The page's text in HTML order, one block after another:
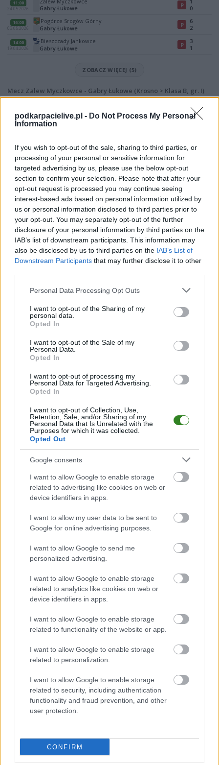
podkarpacielive.pl - Do Not Process My Personal
Information
If you wish to opt-out of the sale, sharing to third parties, or
processing of your personal or sensitive information for
targeted advertising by us, please use the below opt-out
section to confirm your selection. Please note that after your
opt-out request is processed you may continue seeing
interest-based ads based on personal information utilized by
us or personal information disclosed to third parties prior to
your opt-out. You may separately opt-out of the further
disclosure of your personal information by third parties on the
IAB’s list of downstream participants. This information may
also be disclosed by us to third parties on the IAB’s List of
Downstream Participants that may further disclose it to other
Please note that this website/app uses one or more Google
not limited to your visit or usage behaviour. You may click to
grant or deny consent to Google and its third-party tags to
use your data for below specified purposes in below Google
consent section.
Personal Data Processing Opt Outs
I want to opt-out of the Sharing of my
personal data.
Opted In
I want to opt-out of the Sale of my
Personal Data.
Opted In
I want to opt-out of processing my
Personal Data for Targeted Advertising.
Opted In
I want to opt-out of Collection, Use,
Retention, Sale, and/or Sharing of my
Personal Data that Is Unrelated with the
Purposes for which it was collected.
Opted Out
Google consents
I want to allow Google to enable storage
related to advertising like cookies on web or
device identifiers in apps.
I want to allow my user data to be sent to
Google for online advertising purposes.
I want to allow Google to send me
personalized advertising.
I want to allow Google to enable storage
related to analytics like cookies on web or
device identifiers in apps.
I want to allow Google to enable storage
related to functionality of the website or app.
I want to allow Google to enable storage
related to personalization.
I want to allow Google to enable storage
related to security, including authentication
functionality and fraud prevention, and other
user protection.
CONFIRM
11:00
24.05.2026
Gabry Łukowe
P
0
16:00
03.05.2026
Pogórze Srogów Górny
Gabry Łukowe
P
6
2
14:00
19.04.2026
Bieszczady Jankowce
Gabry Łukowe
P
3
1
ZOBACZ WIĘCEJ (5)
Mecz Zalew Myczkowce - Gabry Łukowe (Krosno > Klasa B, gr. I)
zostanie w ramach Krosno > Klasa B, gr. I (18. kolejki - Krosno > Klasa B,
gr. I).
bramek, kartki, składy, statystyki i informacje o przebiegu
spotkania. To kompletne źródło danych dla kibiców i pasjonatów
lokalnej piłki nożnej. Jeżeli aktualnie nie widzisz tutaj danych z pewnością
pracujemy nad tym żeby je uzupełnić.
Wynik meczu Zalew Myczkowce vs Gabry Łukowe
Po zakończeniu spotkania automatycznie publikujemyoficjalny wynik
spotkania, a także dane meczowe, jeśli są dostępne.
Pełny harmonogram rozgrywek dostępny jest tutaj:Krosno > Klasa B,
gr. I - terminarz.
Informacje o składach i strzelcach
W miarę dostępności danych, publikujemyskłady wyjściowe,
aktualizujemy zależnie od poziomu ligi i dostępnych źródeł.
Śledź mecze swojej drużyny
Jeśli jesteś kibicem klubu Zalew Myczkowce lub Gabry Łukowe - zaglądaj
tutaj częściej. Nasz serwis regularnie dostarcza informacje o terminach
meczów, wynikach, transferach i newsach klubowych
piłkarskichw województwie. Sprawdź nasze relacje, śledź ulubioną ligę i
bądź na bieżąco z wydarzeniami z boisk!
Zalew Myczkowce - Gabry Łukoweodbędzie się w ramach 18.
kolejki - Krosno > Klasa B, gr. I. Spotkanie zostanie rozegrane w dniu 24
Zalew Myczkowceprzystępuje do tego spotkania w roli gospodarza.
Jak drużyna radzi sobie w sezonie 2025/2026 rozgrywek Krosno > Klasa B,
gr. I przed własną publicznością? Na tej stronie możecie zobaczyć tabelę
uwzględniającą tylko mecze u siebie. W tabeli biorącej pod uwagę tylko
mecze wyjazdowe możecie natomiast sprawdzić jak spisuje się klub
Gabry Łukowe.
Krosno > Klasa B, gr. I - sytuacja w tabeli
Przed meczami 18. kolejki - Krosno > Klasa B, gr. I gospodarze (Zalew
Myczkowce) zajmują10. miejscew tabeli. Goście (Gabry Łukowe) plasują
Poniżej znajdziesz także ostatnie mecze obu drużyn oraz statystyki
bramkowe.
Zalew Myczkowce vs. Gabry Łukowe - relacja, wynik na żywo,
transmisja
Wynik meczu Zalew Myczkowce - Gabry Łukowe znajdziesz na naszej
stronie zaraz po jego zakończeniu. Jeżeli szukasz informacji meczowych,
zajrzyj tutaj:Zalew Myczkowce vs. Gabry Łukowe - wynik, składy,
strzelcy
Jeżeli w internecie lub TV dostępna jest
albo innych spotkań Krosno >
Klasa B, gr. I na pewno znajdziesz takie informacje na naszym portalu.
Możliwe jednak, że nigdzie nie pojawi się stream online z tego pojedynku.
Asseco Resovia| Developres Rzeszów |ITA TOOLS Stal Mielec
Cellfast Wilki Krosno| Texom Stal Rzeszów|Stal Mielec
Motor Lublin|Stal Rzeszów| Stal Stalowa Wola|Wisła Kraków
Resovia|Wieczysta Kraków
Mecze dziś Wyniki LIVE Transmisje